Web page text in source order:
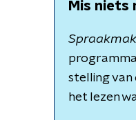
Mis niets
stelling van
het lezen